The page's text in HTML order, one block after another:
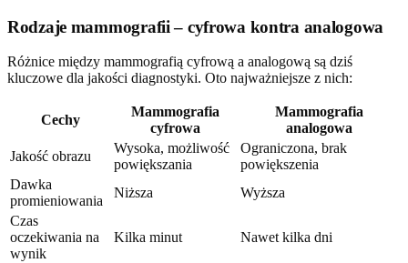
Rodzaje mammografii – cyfrowa kontra analogowa
Różnice między mammografią cyfrową a analogową są dziś
kluczowe dla jakości diagnostyki. Oto najważniejsze z nich:
Cechy
Mammografia
cyfrowa
Mammografia
analogowa
Jakość obrazu
Wysoka, możliwość
powiększania
Ograniczona, brak
powiększenia
Dawka
promieniowania
Niższa
Wyższa
Czas
oczekiwania na
wynik
Kilka minut Nawet kilka dni